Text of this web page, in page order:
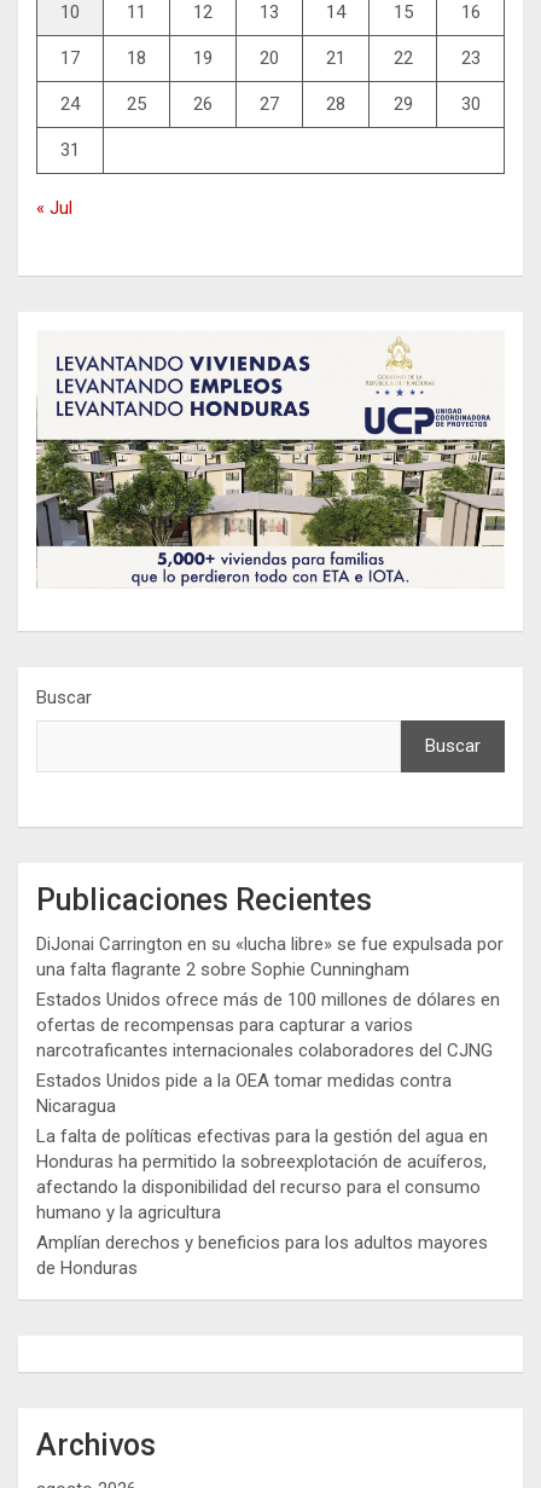
10 11 12 13 14 15 16
17 18 19 20 21 22 23
24 25 26 27 28 29 30
31
« Jul
Buscar
Buscar
Publicaciones Recientes
DiJonai Carrington en su «lucha libre» se fue expulsada por
una falta flagrante 2 sobre Sophie Cunningham
Estados Unidos ofrece más de 100 millones de dólares en
ofertas de recompensas para capturar a varios
narcotraficantes internacionales colaboradores del CJNG
Estados Unidos pide a la OEA tomar medidas contra
Nicaragua
La falta de políticas efectivas para la gestión del agua en
Honduras ha permitido la sobreexplotación de acuíferos,
afectando la disponibilidad del recurso para el consumo
humano y la agricultura
Amplían derechos y beneficios para los adultos mayores
de Honduras
Archivos